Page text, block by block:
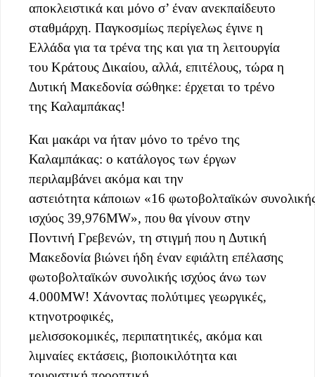
αποκλειστικά και μόνο σ’ έναν ανεκπαίδευτο
σταθμάρχη. Παγκοσμίως περίγελως έγινε η
Ελλάδα για τα τρένα της και για τη λειτουργία
του Κράτους Δικαίου, αλλά, επιτέλους, τώρα η
Δυτική Μακεδονία σώθηκε: έρχεται το τρένο
της Καλαμπάκας!
Και μακάρι να ήταν μόνο το τρένο της
Καλαμπάκας: ο κατάλογος των έργων
περιλαμβάνει ακόμα και την
αστειότητα κάποιων «16 φωτοβολταϊκών
ισχύος 39,976MW», που θα γίνουν στην
Ποντινή Γρεβενών, τη στιγμή που η Δυτική
Μακεδονία βιώνει ήδη έναν εφιάλτη επέλασης
φωτοβολταϊκών συνολικής ισχύος άνω των
4.000MW! Χάνοντας πολύτιμες γεωργικές,
κτηνοτροφικές,
μελισσοκομικές, περιπατητικές, ακόμα και
λιμναίες εκτάσεις, βιοποικιλότητα και